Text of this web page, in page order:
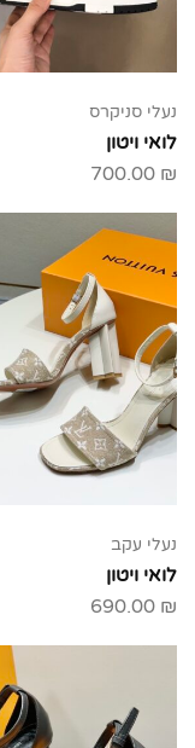
נעלי סניקרס
לואי ויטון
700.00 ₪
נעלי עקב
לואי ויטון
690.00 ₪